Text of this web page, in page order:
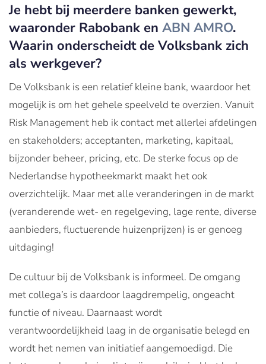
Je hebt bij meerdere banken gewerkt,
waaronder Rabobank en ABN AMRO.
Waarin onderscheidt de Volksbank zich
als werkgever?
De Volksbank is een relatief kleine bank, waardoor het
mogelijk is om het gehele speelveld te overzien. Vanuit
Risk Management heb ik contact met allerlei afdelingen
en stakeholders; acceptanten, marketing, kapitaal,
bijzonder beheer, pricing, etc. De sterke focus op de
Nederlandse hypotheekmarkt maakt het ook
overzichtelijk. Maar met alle veranderingen in de markt
(veranderende wet- en regelgeving, lage rente, diverse
aanbieders, fluctuerende huizenprijzen) is er genoeg
uitdaging!
De cultuur bij de Volksbank is informeel. De omgang
met collega’s is daardoor laagdrempelig, ongeacht
functie of niveau. Daarnaast wordt
verantwoordelijkheid laag in de organisatie belegd en
wordt het nemen van initiatief aangemoedigd. Die